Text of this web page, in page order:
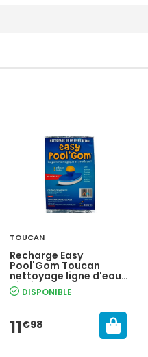
TOUCAN
Recharge Easy
Pool'Gom Toucan
nettoyage ligne d'eau
piscine
DISPONIBLE
11€98